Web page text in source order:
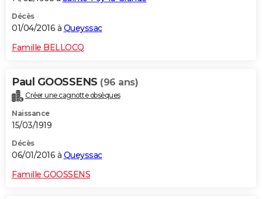
Décès
01/04/2016 à Queyssac
Famille BELLOCQ
Paul GOOSSENS (96 ans)
Créer une cagnotte obsèques
Naissance
15/03/1919
Décès
06/01/2016 à Queyssac
Famille GOOSSENS